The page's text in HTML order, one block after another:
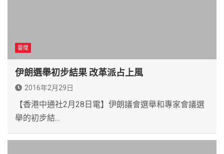
要聞
伊朗選舉初步結果 改革派占上風
2016年2月29日
【香港中通社2月28日電】伊朗議會選舉和專家會議選
舉的初步結…